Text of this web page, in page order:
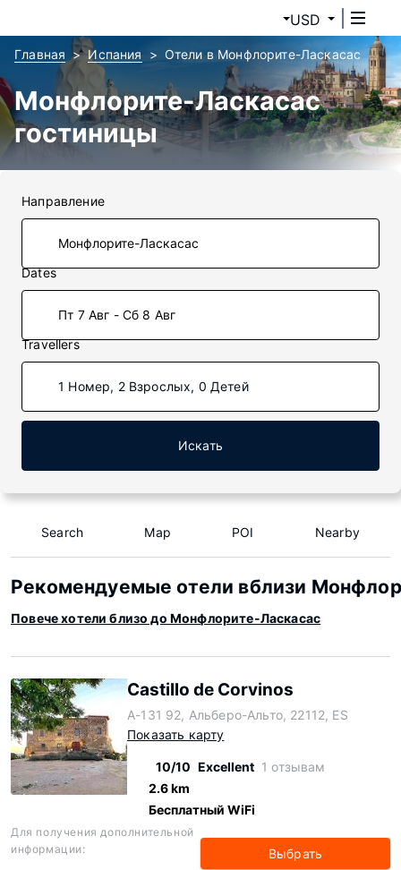
USD
Главная Испания Отели в Монфлорите-Ласкасас
Монфлорите-Ласкасас
гостиницы
Направление
Dates
Пт 7 Авг - Сб 8 Авг
Travellers
1 Номер, 2 Взрослых, 0 Детей
Искать
Search Map POI Nearby
Рекомендуемые отели вблизи
Повече хотели близо до Монфлорите-Ласкасас
Castillo de Corvinos
A-131 92, Альберо-Альто, 22112, ES
Показать карту
10/10 Excellent 1 отзывам
2.6 km
Бесплатный WiFi
Для получения дополнительной
информации:
Выбрать